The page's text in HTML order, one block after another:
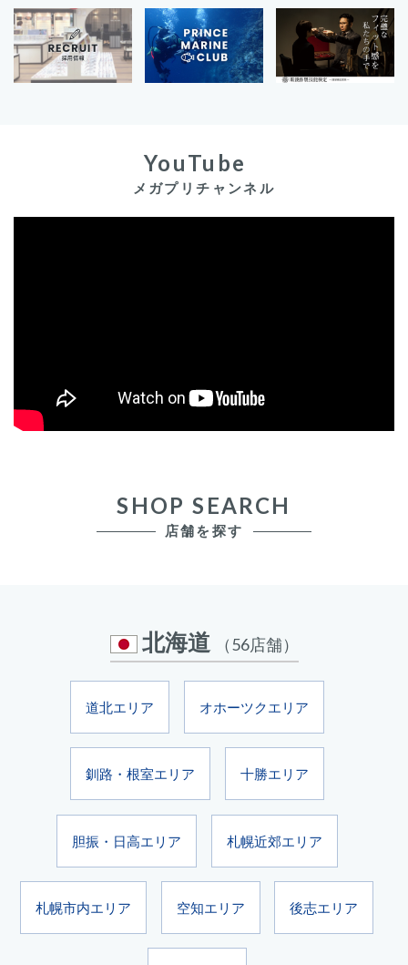
YouTube
メガプリチャンネル
SHOP SEARCH
店舗を探す
北海道 （56店舗）
道北エリア オホーツクエリア
釧路・根室エリア 十勝エリア
胆振・日高エリア 札幌近郊エリア
札幌市内エリア 空知エリア 後志エリア